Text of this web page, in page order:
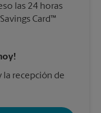
las 24 horas
Savings Card™
la recepción de